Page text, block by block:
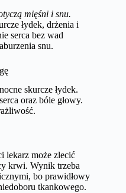
mięśni i snu.
łydek, drżenia i
serca bez wad
snu.
skurcze łydek.
oraz bóle głowy.
lekarz może zlecić
krwi. Wynik trzeba
bo prawidłowy
tkankowego.